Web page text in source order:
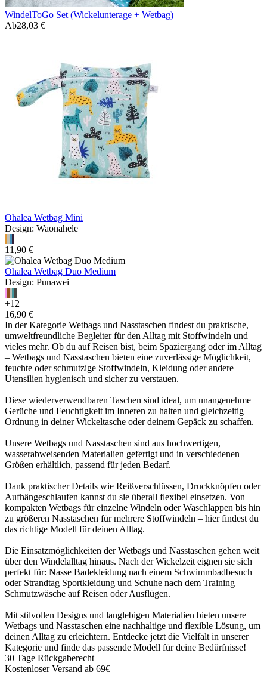
WindelToGo Set (Wickelunterage + Wetbag)
Ab28,03 €
Ohalea Wetbag Mini
Design: Waonahele
11,90 €
Ohalea Wetbag Duo Medium
Design: Punawei
+12
16,90 €
In der Kategorie Wetbags und Nasstaschen findest du praktische,
umweltfreundliche Begleiter für den Alltag mit Stoffwindeln und
vieles mehr. Ob du auf Reisen bist, beim Spaziergang oder im Alltag
– Wetbags und Nasstaschen bieten eine zuverlässige Möglichkeit,
feuchte oder schmutzige Stoffwindeln, Kleidung oder andere
Utensilien hygienisch und sicher zu verstauen.
Diese wiederverwendbaren Taschen sind ideal, um unangenehme
Gerüche und Feuchtigkeit im Inneren zu halten und gleichzeitig
Ordnung in deiner Wickeltasche oder deinem Gepäck zu schaffen.
Unsere Wetbags und Nasstaschen sind aus hochwertigen,
wasserabweisenden Materialien gefertigt und in verschiedenen
Größen erhältlich, passend für jeden Bedarf.
Dank praktischer Details wie Reißverschlüssen, Druckknöpfen oder
Aufhängeschlaufen kannst du sie überall flexibel einsetzen. Von
kompakten Wetbags für einzelne Windeln oder Waschlappen bis hin
zu größeren Nasstaschen für mehrere Stoffwindeln – hier findest du
das richtige Modell für deinen Alltag.
Die Einsatzmöglichkeiten der Wetbags und Nasstaschen gehen weit
über den Windelalltag hinaus. Nach der Wickelzeit eignen sie sich
perfekt für: Nasse Badekleidung nach einem Schwimmbadbesuch
oder Strandtag Sportkleidung und Schuhe nach dem Training
Schmutzwäsche auf Reisen oder Ausflügen.
Mit stilvollen Designs und langlebigen Materialien bieten unsere
Wetbags und Nasstaschen eine nachhaltige und flexible Lösung, um
deinen Alltag zu erleichtern. Entdecke jetzt die Vielfalt in unserer
Kategorie und finde das passende Modell für deine Bedürfnisse!
30 Tage Rückgaberecht
Kostenloser Versand ab 69€